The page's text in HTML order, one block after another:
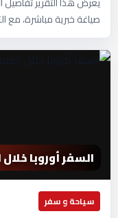
صياغة خبرية مباشرة، مع
السفر أوروبا
سياحة و سفر